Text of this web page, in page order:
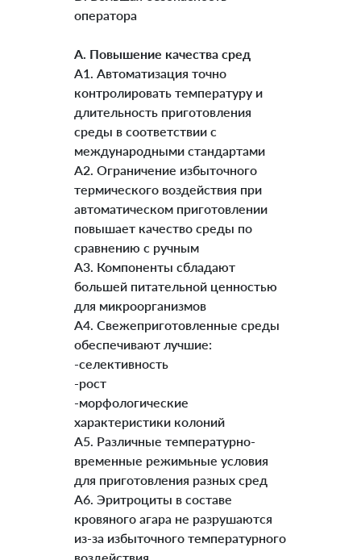
оператора
А. Повышение качества сред
А1. Автоматизация точно
контролировать температуру и
длительность приготовления
среды в соответствии с
международными стандартами
A2. Ограничение избыточного
термического воздействия при
автоматическом приготовлении
повышает качество среды по
сравнению с ручным
A3. Компоненты сбладают
большей питательной ценностью
для микроорганизмов
A4. Свежеприготовленные среды
обеспечивают лучшие:
-селективность
-рост
-морфологические
характеристики колоний
A5. Различные температурно-
временные режимьные условия
для приготовления разных сред
A6. Эритроциты в составе
кровяного агара не разрушаются
из-за избыточного температурного
воздействия